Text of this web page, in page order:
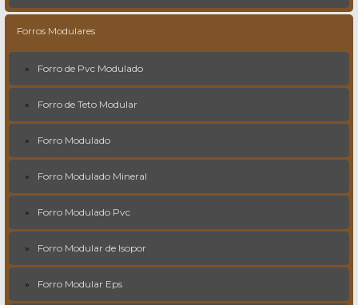
Forros Modulares
Forro de Pvc Modulado
Forro de Teto Modular
Forro Modulado
Forro Modulado Mineral
Forro Modulado Pvc
Forro Modular de Isopor
Forro Modular Eps